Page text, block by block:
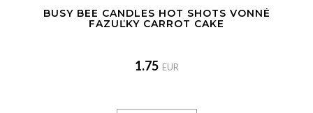
BUSY BEE CANDLES HOT SHOTS VONNÉ
FAZUĽKY CARROT CAKE
1.75 EUR